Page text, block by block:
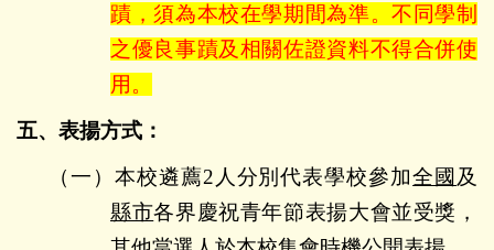
蹟，須為本校在學期間為準。不同學制
之優良事蹟及相關佐證資料不得合併使
用。
五、表揚方式：
（一）本校遴薦2 人分別代表學校參加全國 及
縣市各界慶祝青年節表揚大會並受獎，